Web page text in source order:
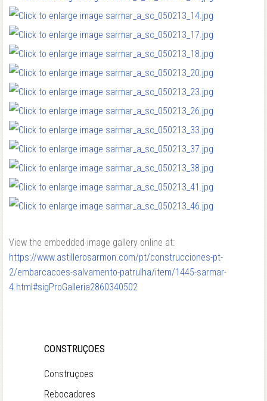
View the embedded image gallery online at:
https://www.astillerosarmon.com/pt/construcciones-pt-
2/embarcacoes-salvamento-patrulha/item/1445-sarmar-
4.html#sigProGalleria2860340502
CONSTRUÇOES
Construçoes
Rebocadores